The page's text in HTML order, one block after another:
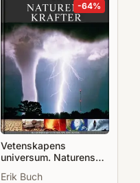
-64%
Vetenskapens
universum. Naturens
Erik Buch